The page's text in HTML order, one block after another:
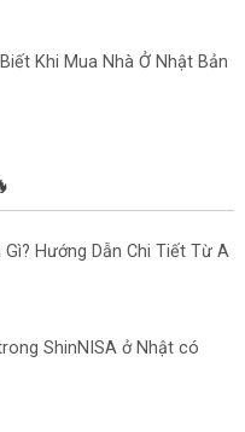
Khi Mua Nhà Ở Nhật Bản
Hướng Dẫn Chi Tiết Từ A
ShinNISA ở Nhật có